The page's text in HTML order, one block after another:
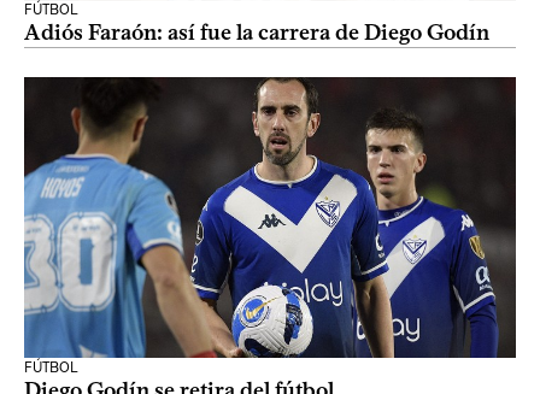
FÚTBOL
Adiós Faraón: así fue la carrera de Diego Godín
FÚTBOL